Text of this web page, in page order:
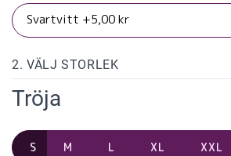
2. VÄLJ STORLEK
Tröja
S M L XL XXL